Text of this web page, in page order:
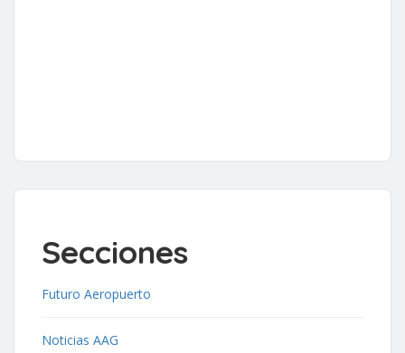
Secciones
Futuro Aeropuerto
Noticias AAG